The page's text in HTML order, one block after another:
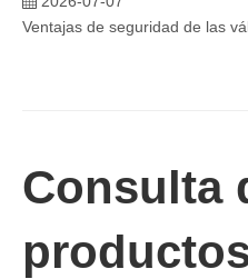
En sistemas industriales
Consulta